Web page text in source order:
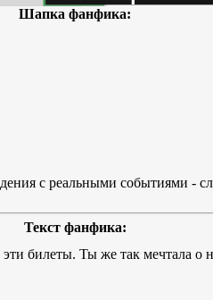
Шапка фанфика:
с реальными событиями -
Текст фанфика:
билеты. Ты же так мечтала